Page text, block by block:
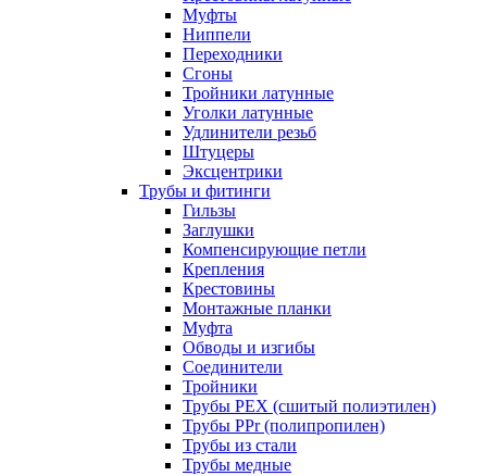
Муфты
Ниппели
Переходники
Сгоны
Тройники латунные
Уголки латунные
Удлинители резьб
Штуцеры
Эксцентрики
Трубы и фитинги
Гильзы
Заглушки
Компенсирующие петли
Крепления
Крестовины
Монтажные планки
Муфта
Обводы и изгибы
Соединители
Тройники
Трубы PEX (сшитый полиэтилен)
Трубы PPr (полипропилен)
Трубы из стали
Трубы медные